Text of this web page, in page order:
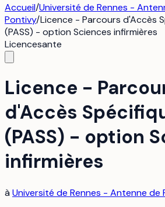
Accueil/Université de Rennes -
Pontivy/Licence - Parcours d'Accès
(PASS) - option Sciences infirmières
Licencesante
Licence -
d'Accès
(PASS) - option
infirmières
à Université de Rennes - Antenne de